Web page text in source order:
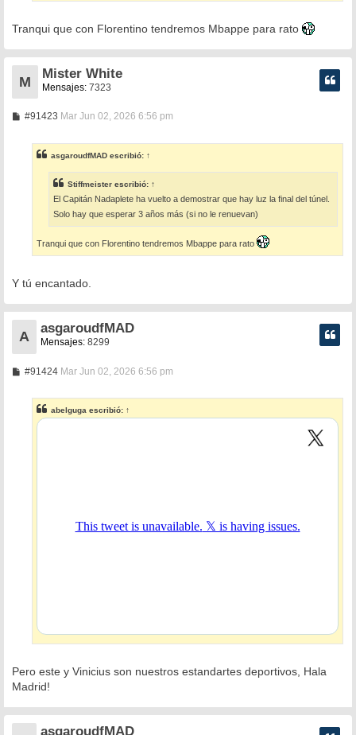
Tranqui que con Florentino tendremos Mbappe para rato
M
Mister White
Mensajes: 7323
#91423M
a
j
e
Mar Jun 02, 2026 6:56 pm
asgaroudfMAD escribió: ↑
Stiffmeister escribió: ↑
El Capitán Nadaplete ha vuelto a demostrar que hay luz la final del túnel.
Solo hay que esperar 3 años más (si no le renuevan)
Tranqui que con Florentino tendremos Mbappe para rato
Y tú encantado.
A
asgaroudfMAD
Mensajes: 8299
#91424M
a
Mar Jun 02, 2026 6:56 pm
abelguga escribió: ↑
Pero este y Vinicius son nuestros estandartes deportivos, Hala
Madrid!
asgaroudfMAD